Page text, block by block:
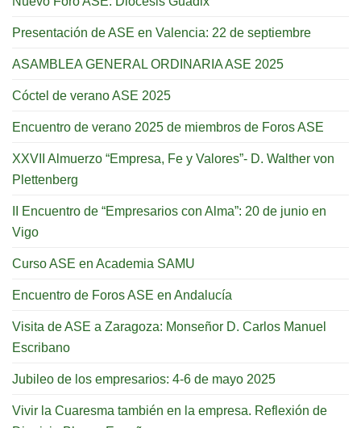
Presentación de ASE en Valencia: 22 de septiembre
ASAMBLEA GENERAL ORDINARIA ASE 2025
Cóctel de verano ASE 2025
Encuentro de verano 2025 de miembros de Foros ASE
XXVII Almuerzo “Empresa, Fe y Valores”- D. Walther von
Plettenberg
II Encuentro de “Empresarios con Alma”: 20 de junio en
Vigo
Curso ASE en Academia SAMU
Encuentro de Foros ASE en Andalucía
Visita de ASE a Zaragoza: Monseñor D. Carlos Manuel
Escribano
Jubileo de los empresarios: 4-6 de mayo 2025
Vivir la Cuaresma también en la empresa. Reflexión de